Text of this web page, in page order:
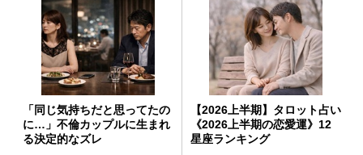
「同じ気持ちだと思ってたの
に…」不倫カップルに生まれ
る決定的なズレ
【2026上半期】タロット占い
《2026上半期の恋愛運》12
星座ランキング